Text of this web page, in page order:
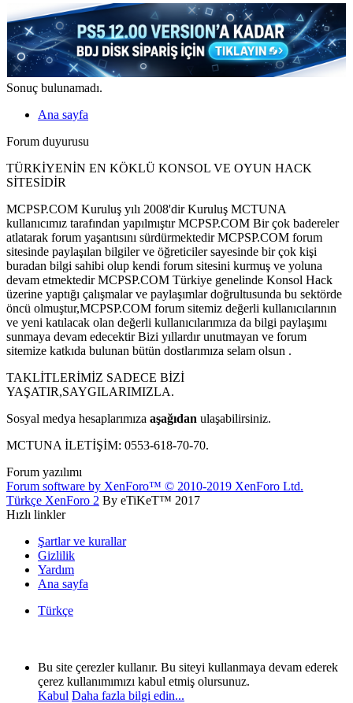
Sonuç bulunamadı.
Ana sayfa
Forum duyurusu
TÜRKİYENİN EN KÖKLÜ KONSOL VE OYUN HACK
SİTESİDİR
MCPSP.COM Kuruluş yılı 2008'dir Kuruluş MCTUNA
kullanıcımız tarafından yapılmıştır MCPSP.COM Bir çok badereler
atlatarak forum yaşantısını sürdürmektedir MCPSP.COM forum
sitesinde paylaşılan bilgiler ve öğreticiler sayesinde bir çok kişi
buradan bilgi sahibi olup kendi forum sitesini kurmuş ve yoluna
devam etmektedir MCPSP.COM Türkiye genelinde Konsol Hack
üzerine yaptığı çalışmalar ve paylaşımlar doğrultusunda bu sektörde
öncü olmuştur,MCPSP.COM forum sitemiz değerli kullanıcılarının
ve yeni katılacak olan değerli kullanıcılarımıza da bilgi paylaşımı
sunmaya devam edecektir Bizi yıllardır unutmayan ve forum
sitemize katkıda bulunan bütün dostlarımıza selam olsun .
TAKLİTLERİMİZ SADECE BİZİ
YAŞATIR,SAYGILARIMIZLA.
Sosyal medya hesaplarımıza aşağıdan ulaşabilirsiniz.
MCTUNA İLETİŞİM: 0553-618-70-70.
Forum yazılımı
Forum software by XenForo™ © 2010-2019 XenForo Ltd.
Türkçe XenForo 2 By eTiKeT™ 2017
Hızlı linkler
Şartlar ve kurallar
Gizlilik
Yardım
Ana sayfa
Türkçe
Bu site çerezler kullanır. Bu siteyi kullanmaya devam ederek
çerez kullanımımızı kabul etmiş olursunuz.
Kabul Daha fazla bilgi edin...